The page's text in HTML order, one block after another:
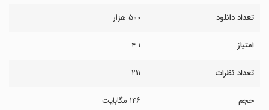
تعداد دانلود ۵۰۰ هزار
امتیاز ۴.۱
تعداد نظرات ۲۱۱
حجم ۱۴۶ مگابایت